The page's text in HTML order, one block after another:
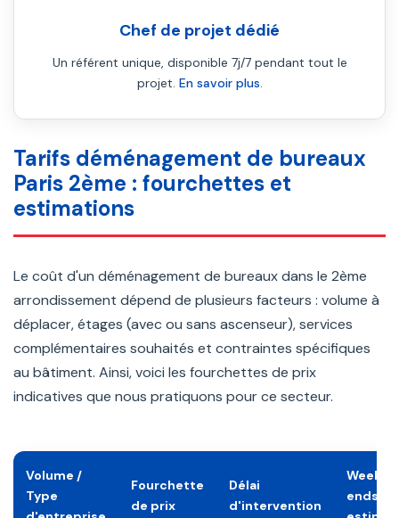
Chef de projet dédié
Un référent unique, disponible 7j/7 pendant tout le
projet. En savoir plus.
Tarifs déménagement de bureaux
Paris 2ème : fourchettes et
estimations
Le coût d'un déménagement de bureaux dans le 2ème
arrondissement dépend de plusieurs facteurs : volume à
déplacer, étages (avec ou sans ascenseur), services
complémentaires souhaités et contraintes spécifiques
au bâtiment. Ainsi, voici les fourchettes de prix
indicatives que nous pratiquons pour ce secteur.
Volume /
Type
Fourchette
de prix
Délai
d'intervention
Week-
ends